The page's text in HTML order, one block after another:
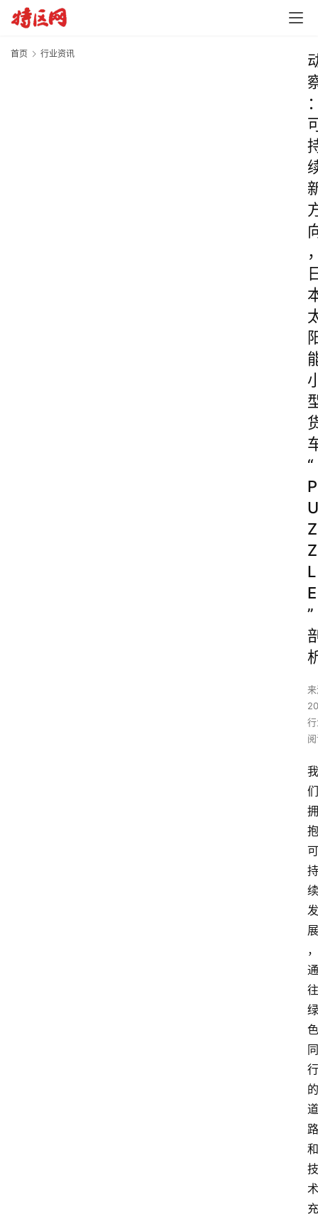
首页 行业资讯
“
P
U
Z
Z
L
E
”
我
们
拥
抱
可
持
续
发
展
，
通
往
绿
色
同
行
的
道
路
和
技
术
充